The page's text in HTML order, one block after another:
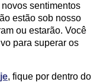
sentimentos
estão sob nosso
ou estarão. Você
para superar os
, fique por dentro do